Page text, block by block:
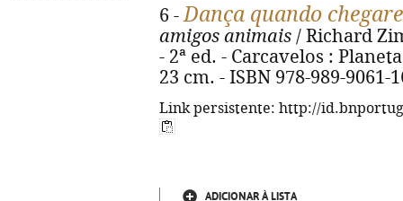
6 -Dança quando
amigos animais / Richard
- 2ª ed. - Carcavelos :
23 cm. - ISBN 978-989-9061-
Link persistente: http://
ADICIONAR À LISTA